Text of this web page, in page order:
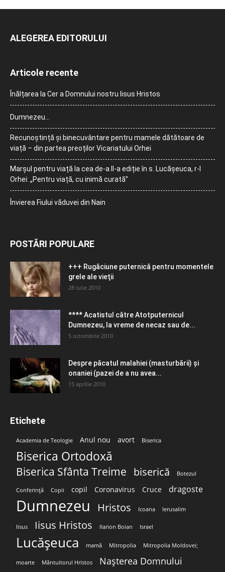
ALEGEREA EDITORULUI
Articole recente
Înălțarea la Cer a Domnului nostru Iisus Hristos
Dumnezeu…
Recunoștință și binecuvântare pentru mamele dătătoare de
viață – din partea preoților Vicariatului Orhei
Marșul pentru viață la cea de-a II-a ediție în s. Lucășeuca, r-l
Orhei: „Pentru viață, cu inimă curată”
Învierea Fiului văduvei din Nain
POSTĂRI POPULARE
+++ Rugăciune puternică pentru momentele
grele ale vieţii
28 iulie 2010
**** Acatistul către Atotputernicul
Dumnezeu, la vreme de necaz sau de...
5 octombrie 2010
Despre păcatul malahiei (masturbării) şi
onaniei (pazei de a nu avea...
15 aprilie 2010
Etichete
Academia de Teologie Anul nou avort Biserica
Biserica Ortodoxă
Biserica Sfânta Treime biserică Botezul
Conferință Copii copil Coronavirus Cruce dragoste
Dumnezeu Hristos Icoana Ierusalim
Iisus Iisus Hristos Ilarion Boian Israel
Lucășeuca mamă Mitropolia Mitropolia Moldovei;
moarte Mântuitorul Hristos Nașterea Domnului